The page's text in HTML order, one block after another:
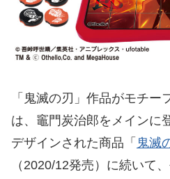
「鬼滅の刃」作品がモチー
は、竈門炭治郎をメインに
デザインされた商品「 鬼滅
（2020/12発売）に続いて